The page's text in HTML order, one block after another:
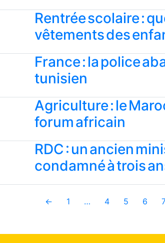
Rentrée scolaire :
vêtements des
France : la police
tunisien
Agriculture : le
forum africain
RDC : un ancien
condamné à trois
← 1 … 4 5 6